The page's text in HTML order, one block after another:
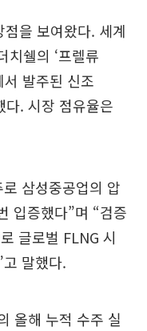
을 보여왔다. 세계
치쉘의 ‘프렐류
서 발주된 신조
다. 시장 점유율은
삼성중공업의 압
입증했다”며 “검증
글로벌 FLNG 시
말했다.
올해 누적 수주 실